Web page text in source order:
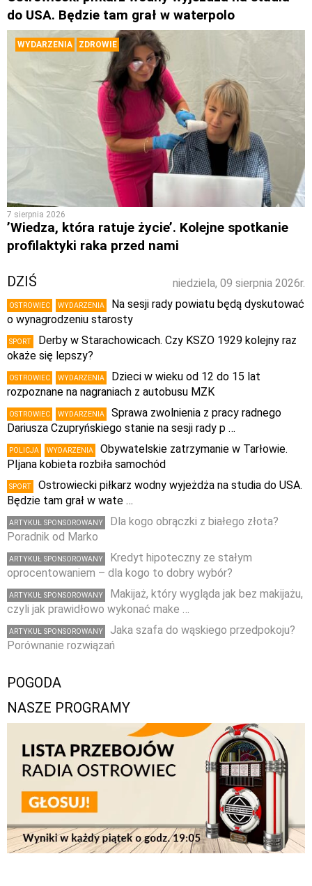
do USA. Będzie tam grał w waterpolo
WYDARZENIA ZDROWIE
7 sierpnia 2026
’Wiedza, która ratuje życie’. Kolejne spotkanie
profilaktyki raka przed nami
niedziela, 09 sierpnia 2026r.
DZIŚ
OSTROWIEC WYDARZENIA
Na sesji rady powiatu będą dyskutować
o wynagrodzeniu starosty
SPORT
Derby w Starachowicach. Czy KSZO 1929 kolejny raz
okaże się lepszy?
OSTROWIEC WYDARZENIA
Dzieci w wieku od 12 do 15 lat
rozpoznane na nagraniach z autobusu MZK
OSTROWIEC WYDARZENIA
Sprawa zwolnienia z pracy radnego
Dariusza Czupryńskiego stanie na sesji rady p …
POLICJA WYDARZENIA
Obywatelskie zatrzymanie w Tarłowie.
PIjana kobieta rozbiła samochód
SPORT
Ostrowiecki piłkarz wodny wyjeżdża na studia do USA.
Będzie tam grał w wate …
ARTYKUŁ SPONSOROWANY
Dla kogo obrączki z białego złota?
Poradnik od Marko
ARTYKUŁ SPONSOROWANY
Kredyt hipoteczny ze stałym
oprocentowaniem – dla kogo to dobry wybór?
ARTYKUŁ SPONSOROWANY
Makijaż, który wygląda jak bez makijażu,
czyli jak prawidłowo wykonać make …
ARTYKUŁ SPONSOROWANY
Jaka szafa do wąskiego przedpokoju?
Porównanie rozwiązań
POGODA
NASZE PROGRAMY